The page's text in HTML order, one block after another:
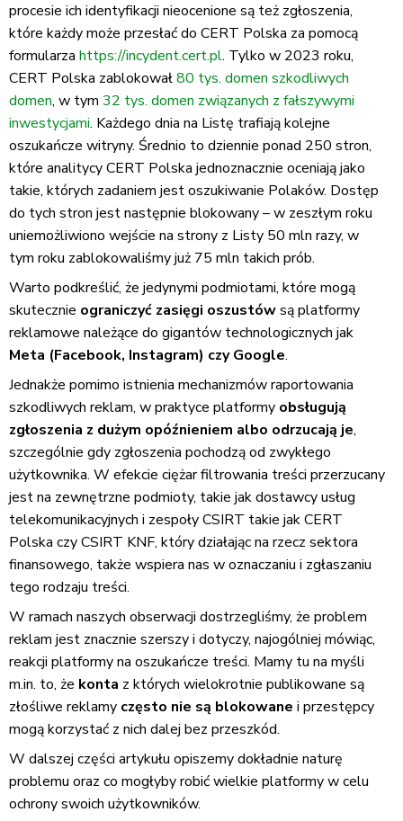
procesie ich identyfikacji nieocenione są też zgłoszenia,
które każdy może przesłać do CERT Polska za pomocą
formularza https://incydent.cert.pl. Tylko w 2023 roku,
CERT Polska zablokował80 tys. domen szkodliwych
domen, w tym 32 tys. domen związanych z fałszywymi
inwestycjami. Każdego dnia na Listę trafiają kolejne
oszukańcze witryny. Średnio to dziennie ponad 250 stron,
które analitycy CERT Polska jednoznacznie oceniają jako
takie, których zadaniem jest oszukiwanie Polaków. Dostęp
do tych stron jest następnie blokowany – w zeszłym roku
uniemożliwiono wejście na strony z Listy 50 mln razy, w
tym roku zablokowaliśmy już 75 mln takich prób.
Warto podkreślić, że jedynymi podmiotami, które mogą
skutecznie ograniczyć zasięgi oszustówsą platformy
reklamowe należące do gigantów technologicznych jak
Meta (Facebook, Instagram) czy Google.
Jednakże pomimo istnienia mechanizmów raportowania
szkodliwych reklam, w praktyce platformy obsługują
zgłoszenia z dużym opóźnieniem albo odrzucają je,
szczególnie gdy zgłoszenia pochodzą od zwykłego
użytkownika. W efekcie ciężar filtrowania treści przerzucany
jest na zewnętrzne podmioty, takie jak dostawcy usług
telekomunikacyjnych i zespoły CSIRT takie jak CERT
Polska czy CSIRT KNF, który działając na rzecz sektora
finansowego, także wspiera nas w oznaczaniu i zgłaszaniu
tego rodzaju treści.
W ramach naszych obserwacji dostrzegliśmy, że problem
reklam jest znacznie szerszy i dotyczy, najogólniej mówiąc,
reakcji platformy na oszukańcze treści. Mamy tu na myśli
m.in. to, że konta z których wielokrotnie publikowane są
złośliwe reklamy często nie są blokowane i przestępcy
mogą korzystać z nich dalej bez przeszkód.
W dalszej części artykułu opiszemy dokładnie naturę
problemu oraz co mogłyby robić wielkie platformy w celu
ochrony swoich użytkowników.